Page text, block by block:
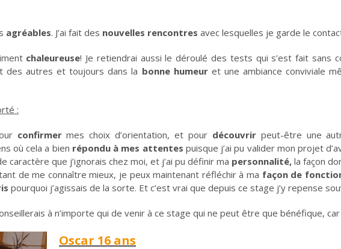
agréables. J’ai fait des nouvelles rencontres avec lesquelles je garde le
chaleureuse! Je retiendrai aussi le déroulé des tests qui s’est fait sans
des autres et toujours dans la bonne humeur et une ambiance conviviale
:
confirmermes choix d’orientation, et pour découvrirpeut-être une
où cela a bien répondu à mes attentes puisque j’ai pu valider mon projet
caractère que j’ignorais chez moi, et j’ai pu définir ma personnalité, la façon
de me connaître mieux, je peux maintenant réfléchir à ma façon de
pourquoi j’agissais de la sorte. Et c’est vrai que depuis ce stage j’y repense
à n’importe qui de venir à ce stage qui ne peut être que bénéfique,
Oscar 16 ans